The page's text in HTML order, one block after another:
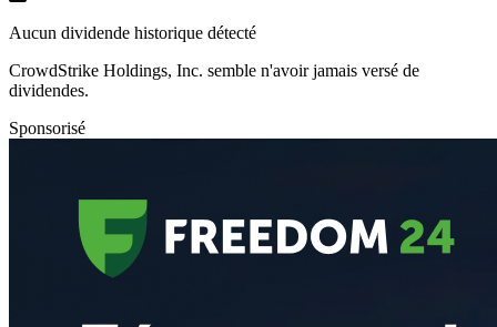
Aucun dividende historique détecté
CrowdStrike Holdings, Inc. semble n'avoir jamais versé de
dividendes.
Sponsorisé